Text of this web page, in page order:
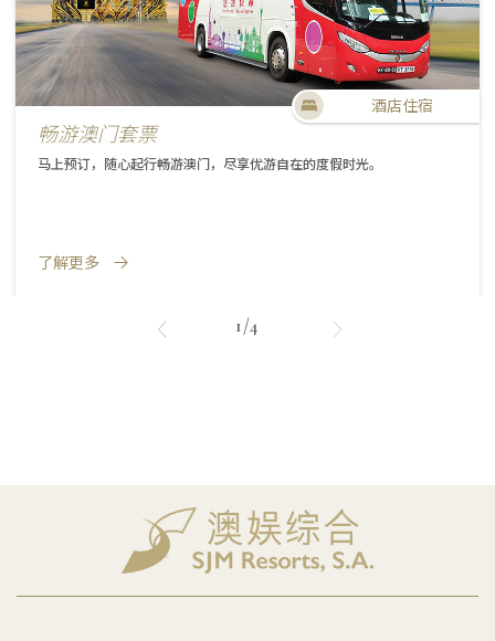
酒店住宿
畅游澳门套票
马上预订，随心起行畅游澳门，尽享优游自在的度假时光。
了解更多
1/4